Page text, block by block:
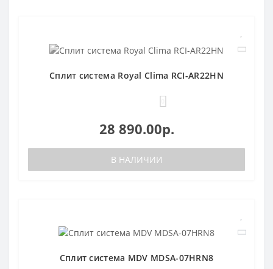
Сплит система Royal Clima RCI-AR22HN
28 890.00р.
В НАЛИЧИИ
Сплит система MDV MDSA-07HRN8